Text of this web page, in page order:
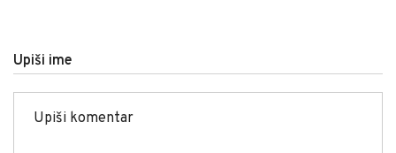
Upiši ime